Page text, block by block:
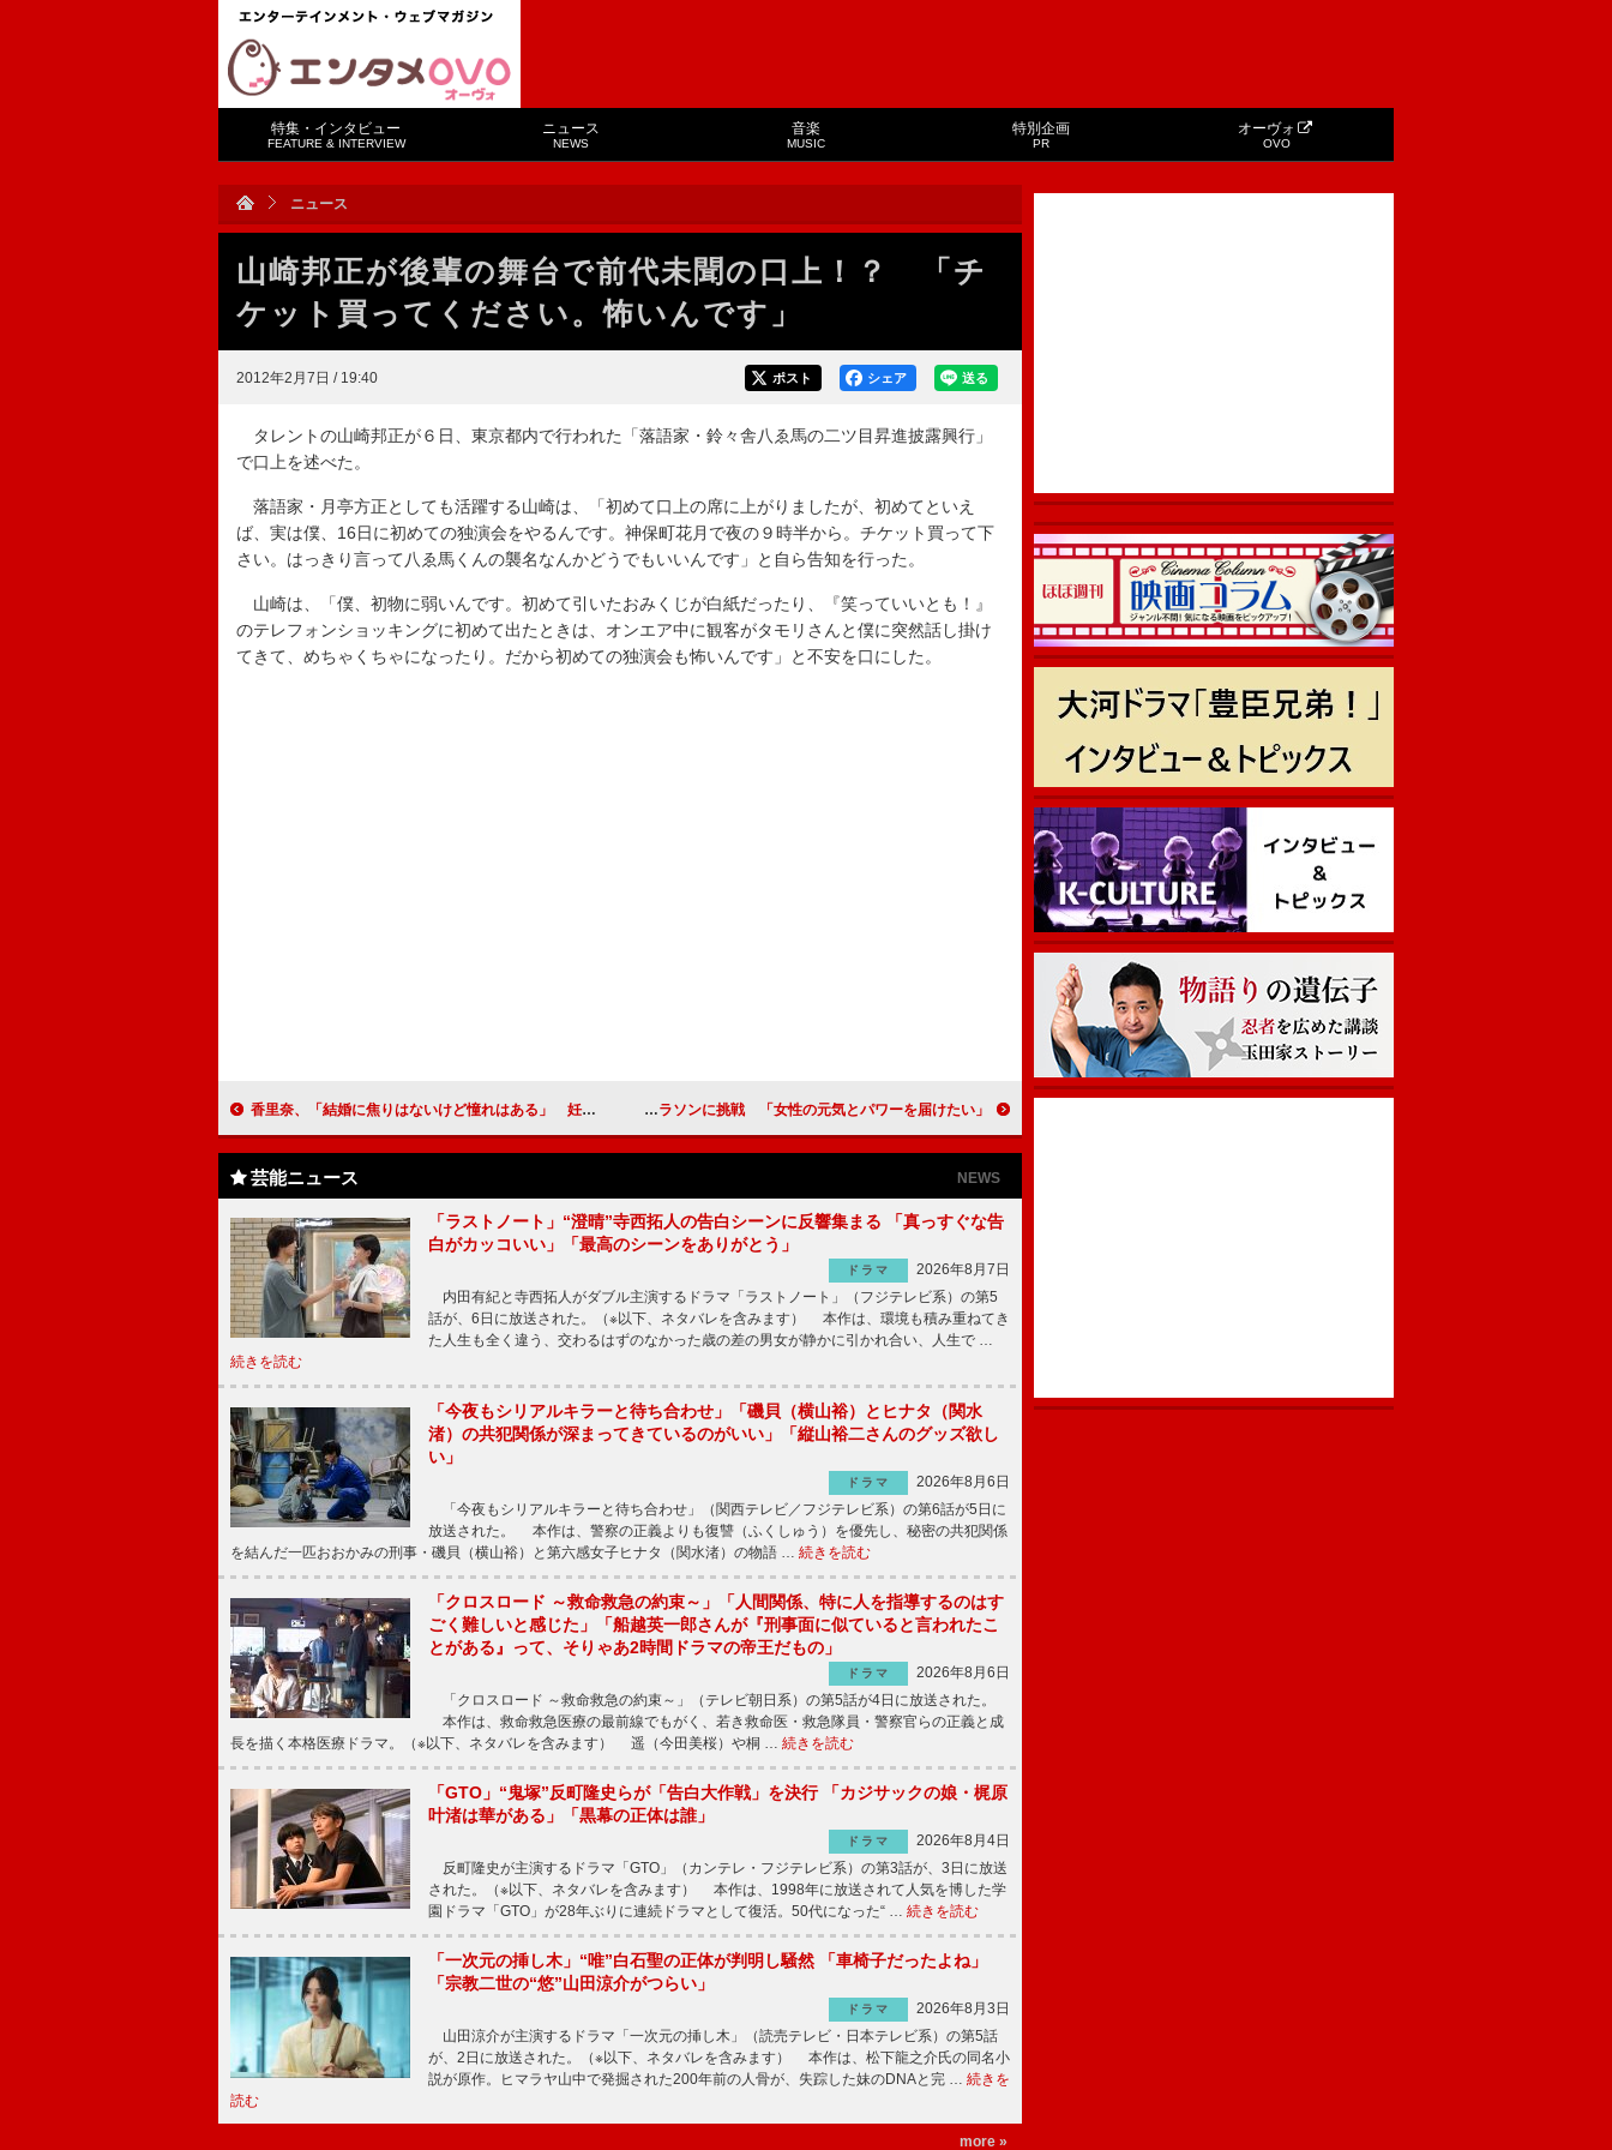
特集・インタビュー
FEATURE & INTERVIEW
ニュース
NEWS
音楽
MUSIC
特別企画
PR
オーヴォ
OVO
ニュース
山崎邦正が後輩の舞台で前代未聞の口上！？ 「チ
ケット買ってください。怖いんです」
2012年2月7日 / 19:40 送る
シェア
ポスト
タレントの山崎邦正が６日、東京都内で行われた「落語家・鈴々舎八ゑ馬の二ツ目昇進披露興行」
で口上を述べた。
落語家・月亭方正としても活躍する山崎は、「初めて口上の席に上がりましたが、初めてといえ
ば、実は僕、16日に初めての独演会をやるんです。神保町花月で夜の９時半から。チケット買って下
さい。はっきり言って八ゑ馬くんの襲名なんかどうでもいいんです」と自ら告知を行った。
山崎は、「僕、初物に弱いんです。初めて引いたおみくじが白紙だったり、『笑っていいとも！』
のテレフォンショッキングに初めて出たときは、オンエア中に観客がタモリさんと僕に突然話し掛け
てきて、めちゃくちゃになったり。だから初めての独演会も怖いんです」と不安を口にした。
香里奈、「結婚に焦りはないけど憧れはある」 妊娠８カ月の麻生久美子は「まだ実感ない」 長谷川理恵、ジェシカらがマラソンに挑戦 「女性の元気とパワーを届けたい」
芸能ニュース NEWS
「ラストノート」“澄晴”寺西拓人の告白シーンに反響集まる 「真っすぐな告
白がカッコいい」「最高のシーンをありがとう」
ドラマ
2026年8月7日
内田有紀と寺西拓人がダブル主演するドラマ「ラストノート」（フジテレビ系）の第5
話が、6日に放送された。（※以下、ネタバレを含みます） 本作は、環境も積み重ねてき
た人生も全く違う、交わるはずのなかった歳の差の男女が静かに引かれ合い、人生で …
続きを読む
「今夜もシリアルキラーと待ち合わせ」「磯貝（横山裕）とヒナタ（関水
渚）の共犯関係が深まってきているのがいい」「縦山裕二さんのグッズ欲し
い」
ドラマ
2026年8月6日
「今夜もシリアルキラーと待ち合わせ」（関西テレビ／フジテレビ系）の第6話が5日に
放送された。 本作は、警察の正義よりも復讐（ふくしゅう）を優先し、秘密の共犯関係
を結んだ一匹おおかみの刑事・磯貝（横山裕）と第六感女子ヒナタ（関水渚）の物語 … 続きを読む
「クロスロード ～救命救急の約束～」「人間関係、特に人を指導するのはす
ごく難しいと感じた」「船越英一郎さんが『刑事面に似ていると言われたこ
とがある』って、そりゃあ2時間ドラマの帝王だもの」
ドラマ
2026年8月6日
「クロスロード ～救命救急の約束～」（テレビ朝日系）の第5話が4日に放送された。
本作は、救命救急医療の最前線でもがく、若き救命医・救急隊員・警察官らの正義と成
長を描く本格医療ドラマ。（※以下、ネタバレを含みます） 遥（今田美桜）や桐 … 続きを読む
「GTO」“鬼塚”反町隆史らが「告白大作戦」を決行 「カジサックの娘・梶原
叶渚は華がある」「黒幕の正体は誰」
ドラマ
2026年8月4日
反町隆史が主演するドラマ「GTO」（カンテレ・フジテレビ系）の第3話が、3日に放送
された。（※以下、ネタバレを含みます） 本作は、1998年に放送されて人気を博した学
園ドラマ「GTO」が28年ぶりに連続ドラマとして復活。50代になった“ … 続きを読む
「一次元の挿し木」“唯”白石聖の正体が判明し騒然 「車椅子だったよね」
「宗教二世の“悠”山田涼介がつらい」
ドラマ
2026年8月3日
山田涼介が主演するドラマ「一次元の挿し木」（読売テレビ・日本テレビ系）の第5話
が、2日に放送された。（※以下、ネタバレを含みます） 本作は、松下龍之介氏の同名小
説が原作。ヒマラヤ山中で発掘された200年前の人骨が、失踪した妹のDNAと完 … 続きを
読む
more »